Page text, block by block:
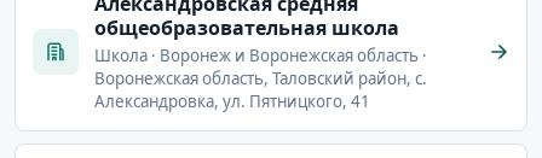
общеобразовательная школа
Школа · Воронеж и Воронежская область ·
Воронежская область, Таловский район, с.
Александровка, ул. Пятницкого, 41